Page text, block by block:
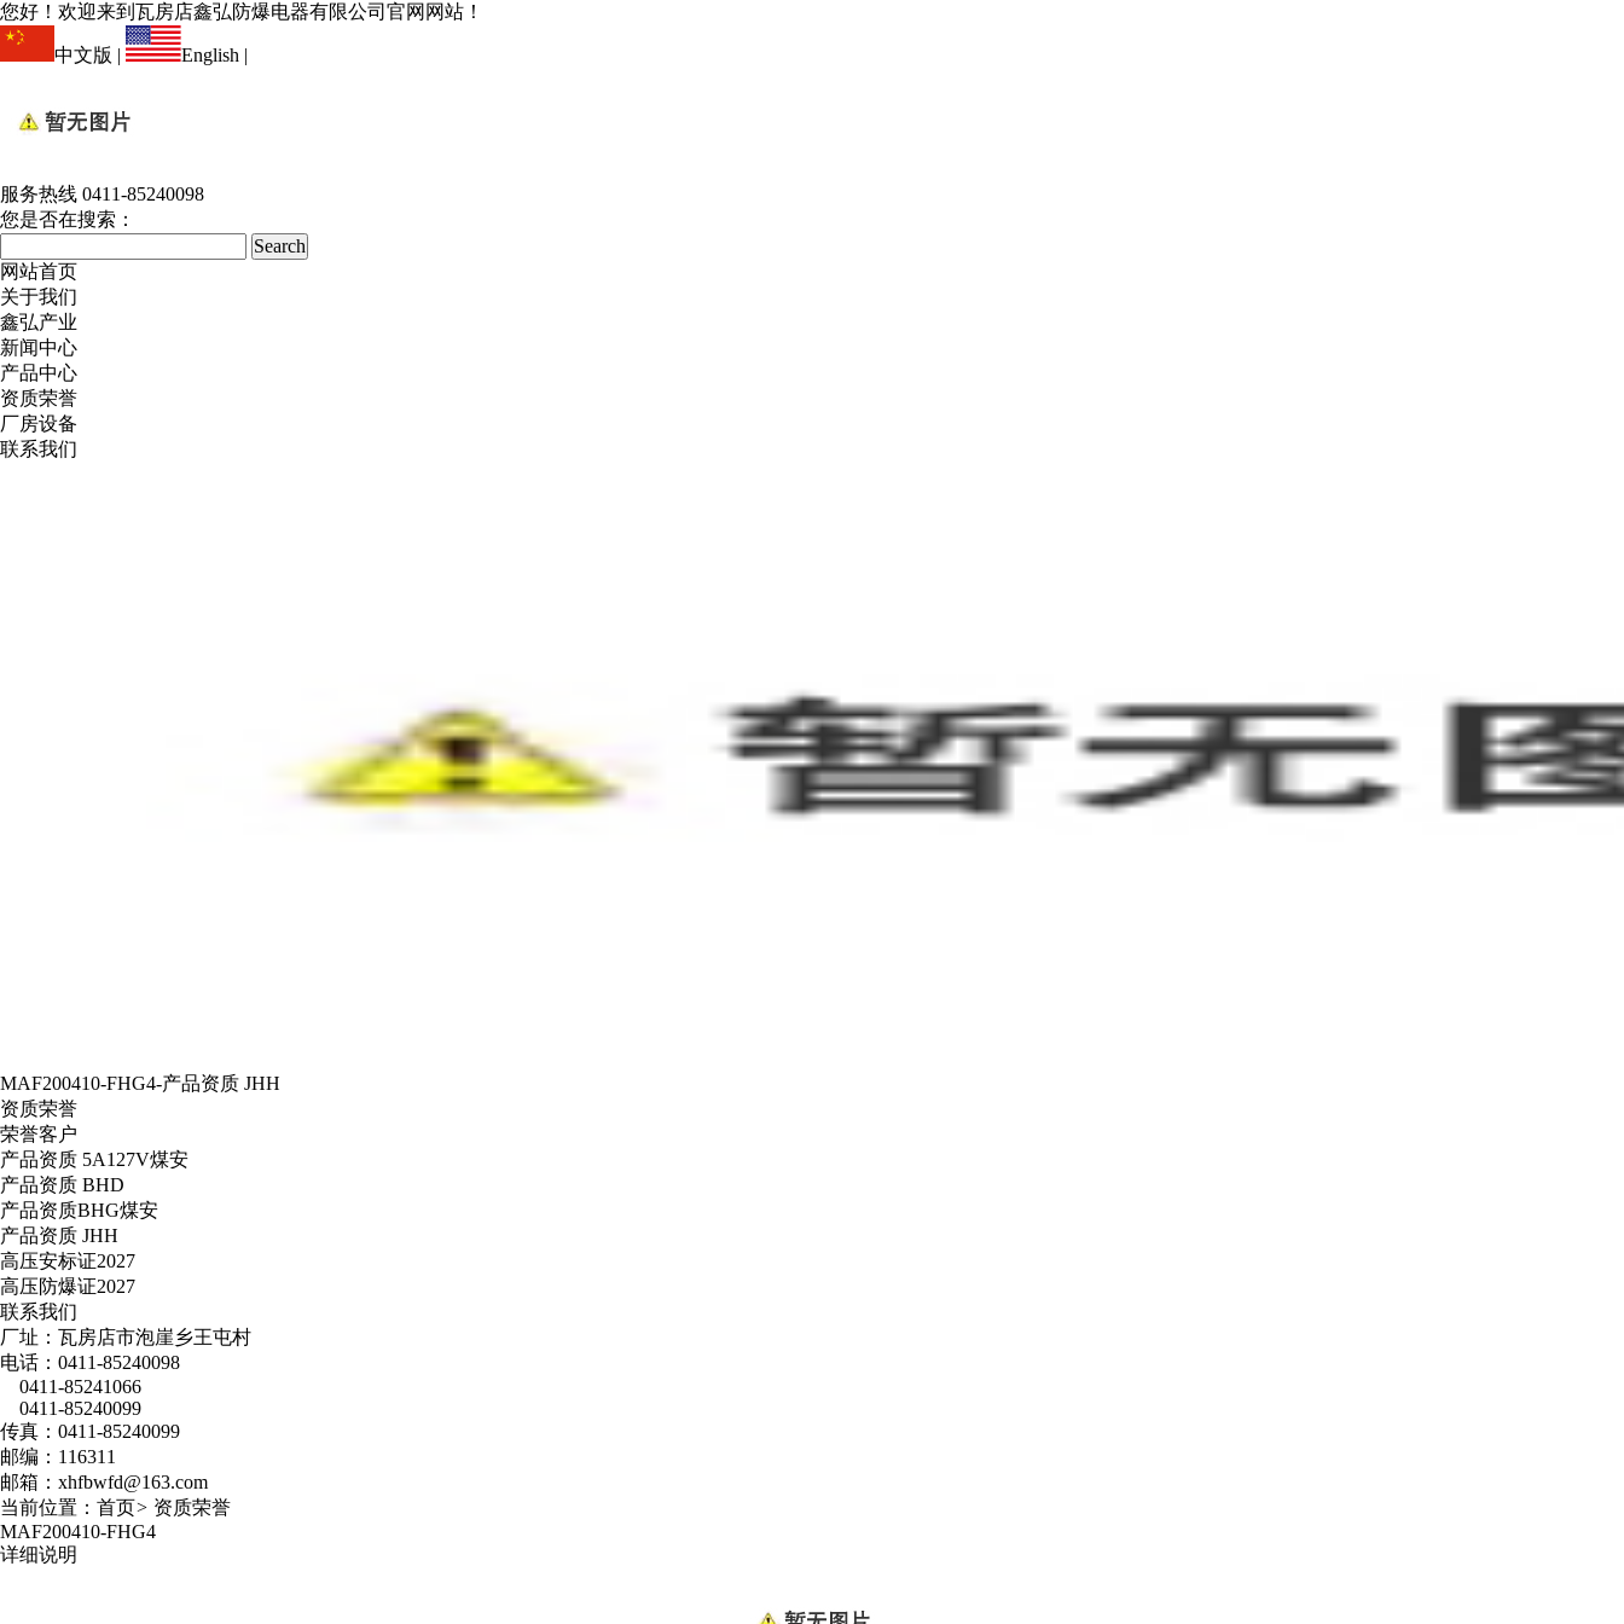
您好！欢迎来到瓦房店鑫弘防爆电器有限公司官网网站！
中文版 | English |
服务热线 0411-85240098
您是否在搜索：
网站首页
关于我们
鑫弘产业
新闻中心
产品中心
资质荣誉
厂房设备
联系我们
MAF200410-FHG4-产品资质 JHH
资质荣誉
荣誉客户
产品资质 5A127V煤安
产品资质 BHD
产品资质BHG煤安
产品资质 JHH
高压安标证2027
高压防爆证2027
联系我们
厂址：瓦房店市泡崖乡王屯村
电话：0411-85240098
0411-85241066
0411-85240099
传真：0411-85240099
邮编：116311
邮箱：xhfbwfd@163.com
当前位置： 首页> 资质荣誉
MAF200410-FHG4
详细说明